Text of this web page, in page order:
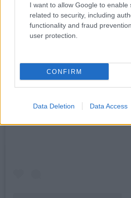
I want to allow Google to enable
related to security, including
functionality and fraud
user protection.
CONFIRM
Data Deletion Data Access
Ver esta publicación en Instagram